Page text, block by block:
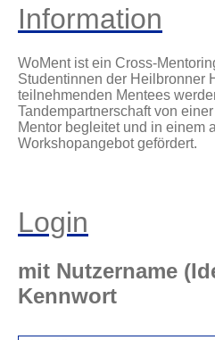
Information
WoMent ist ein Cross-
Studentinnen der Heilbronner
teilnehmenden Mentees
Tandempartnerschaft von
Mentor begleitet und in einem
Workshopangebot gefördert.
Login
mit Nutzername
Kennwort